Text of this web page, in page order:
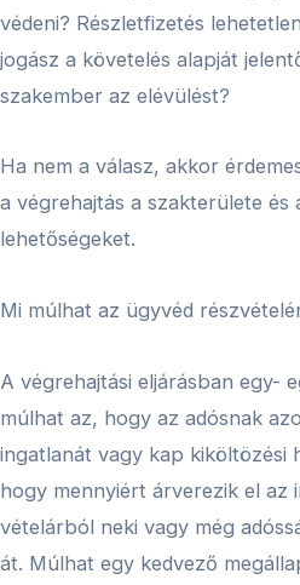
védeni? Részletfizetés
jogász a követelés alapját
szakember az elévülést?
Ha nem a válasz, akkor
a végrehajtás a szakterülete és
lehetőségeket.
Mi múlhat az ügyvéd
A végrehajtási eljárásban egy-
múlhat az, hogy az adósnak
ingatlanát vagy kap kiköltözési
hogy mennyiért árverezik el az
vételárból neki vagy még
át. Múlhat egy kedvező